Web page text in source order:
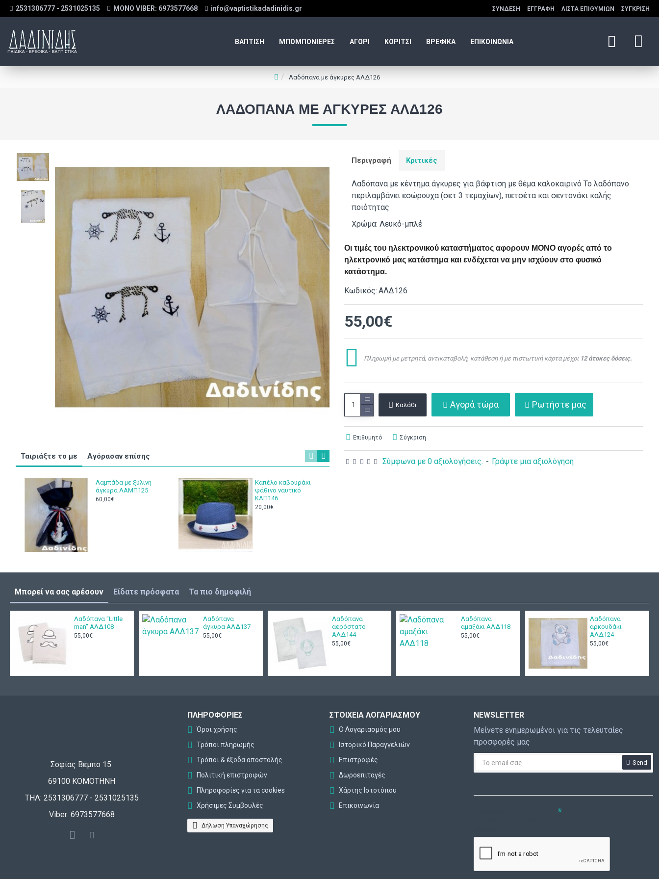
2531306777 - 2531025135 MONO VIBER: 6973577668 info@vaptistikadadinidis.gr ΣΎΝΔΕΣΗ ΕΓΓΡΑΦΉ ΛΊΣΤΑ ΕΠΙΘΥΜΙΏΝ ΣΎΓΚΡΙΣΗ
ΒΑΠΤΙΣΗ ΜΠΟΜΠΟΝΙΕΡΕΣ ΑΓΟΡΙ ΚΟΡΙΤΣΙ ΒΡΕΦΙΚΑ ΕΠΙΚΟΙΝΩΝΙΑ
Λαδόπανα με άγκυρες ΑΛΔ126
ΛΑΔΌΠΑΝΑ ΜΕ ΆΓΚΥΡΕΣ ΑΛΔ126
Ταιριάξτε το με Αγόρασαν επίσης
Λαμπάδα με ξύλινη
άγκυρα ΛΑΜΠ125
60,00€
Καπέλο καβουράκι
ψάθινο ναυτικό
ΚΑΠ146
20,00€
Περιγραφή Κριτικές
Λαδόπανα με κέντημα άγκυρες για βάφτιση με θέμα καλοκαιρινό Το λαδόπανο
περιλαμβάνει εσώρουχα (σετ 3 τεμαχίων), πετσέτα και σεντονάκι καλής
ποιότητας
Χρώμα: Λευκό-μπλέ
Οι τιμές του ηλεκτρονικού καταστήματος αφορουν ΜΟΝΟ αγορές από το
ηλεκτρονικό μας κατάστημα και ενδέχεται να μην ισχύουν στο φυσικό
κατάστημα.
Κωδικός: ΑΛΔ126
Σύμφωνα με 0 αξιολογήσεις. - Γράψτε μια αξιολόγηση
55,00€
Καλάθι Αγορά τώρα Ρωτήστε μας
Επιθυμητό Σύγκριση
Πληρωμή με μετρητά, αντικαταβολή, κατάθεση ή με πιστωτική κάρτα μέχρι 12 άτοκες δόσεις.
Μπορεί να σας αρέσουν Είδατε πρόσφατα Τα πιο δημοφιλή
Λαδόπανα "Little
man" ΑΛΔ108
55,00€
Λαδόπανα
άγκυρα ΑΛΔ137
55,00€
Λαδόπανα
αερόστατο
ΑΛΔ144
55,00€
Λαδόπανα
αμαξάκι ΑΛΔ118
55,00€
Λαδόπανα
αρκουδάκι
ΑΛΔ124
55,00€
Σοφίας Βέμπο 15
69100 ΚΟΜΟΤΗΝΗ
ΤΗΛ: 2531306777 - 2531025135
Viber: 6973577668
ΠΛΗΡΟΦΟΡΊΕΣ
Όροι χρήσης
Τρόποι πληρωμής
Τρόποι & έξοδα αποστολής
Πολιτική επιστροφών
Πληροφορίες για τα cookies
Χρήσιμες Συμβουλές
Δήλωση Υπαναχώρησης
ΣΤΟΙΧΕΊΑ ΛΟΓΑΡΙΑΣΜΟΎ
Ο Λογαριασμός μου
Ιστορικό Παραγγελιών
Επιστροφές
Δωροεπιταγές
Χάρτης Ιστοτόπου
Επικοινωνία
NEWSLETTER
Μείνετε ενημερωμένοι για τις τελευταίες
προσφορές μας
Send